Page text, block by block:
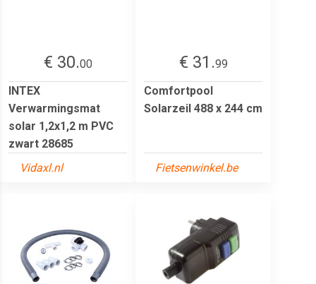
€ 30.00
INTEX
Verwarmingsmat
solar 1,2x1,2 m PVC
zwart 28685
Vidaxl.nl
€ 31.99
Comfortpool
Solarzeil 488 x 244 cm
Fietsenwinkel.be